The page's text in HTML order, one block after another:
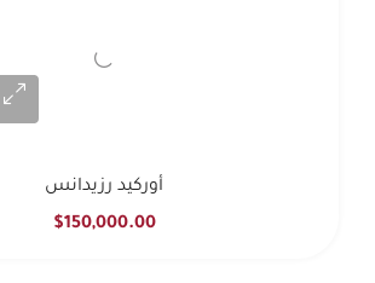
أوركيد رزيدانس
$150,000.00